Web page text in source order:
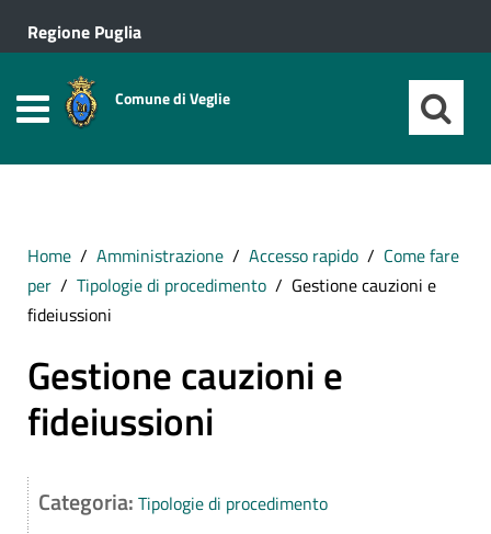
Regione Puglia
Comune di Veglie
Home Amministrazione Accesso rapido
Come fare
per
Tipologie di procedimento
Gestione cauzioni e
fideiussioni
Gestione cauzioni e
fideiussioni
Categoria: Tipologie di procedimento